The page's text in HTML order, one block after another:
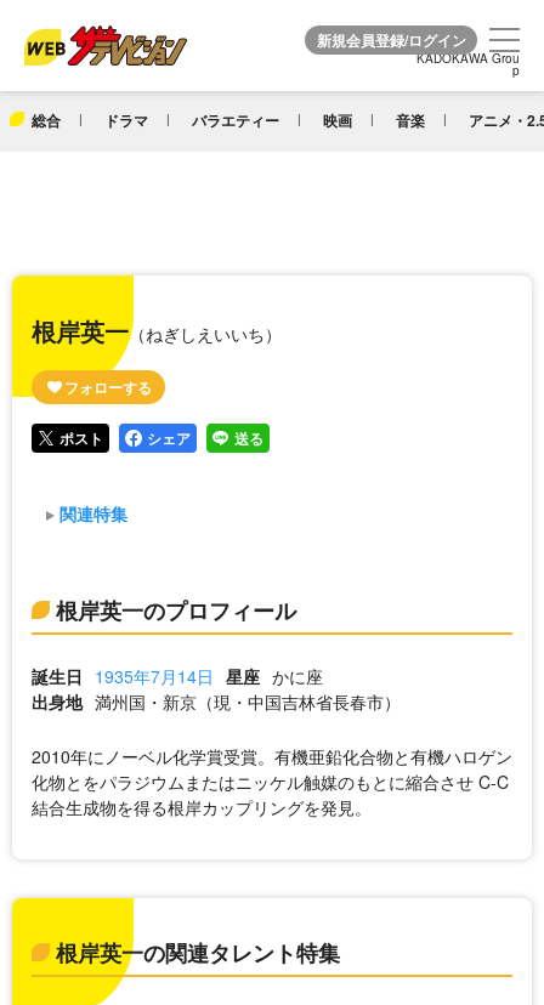
KADOKAWA Grou
p
総合 ドラマ バラエティー 映画 音楽 アニメ・
KADOKAWA Grou
p
根岸英一（ねぎしえいいち）
ポスト シェア 送る
関連特集
根岸英一のプロフィール
誕生日 1935年7月14日 星座 かに座
出身地 満州国・新京（現・中国吉林省長春市）
2010年にノーベル化学賞受賞。有機亜鉛化合物と有機ハロゲン
化物とをパラジウムまたはニッケル触媒のもとに縮合させ C-C
結合生成物を得る根岸カップリングを発見。
根岸英一の関連タレント特集